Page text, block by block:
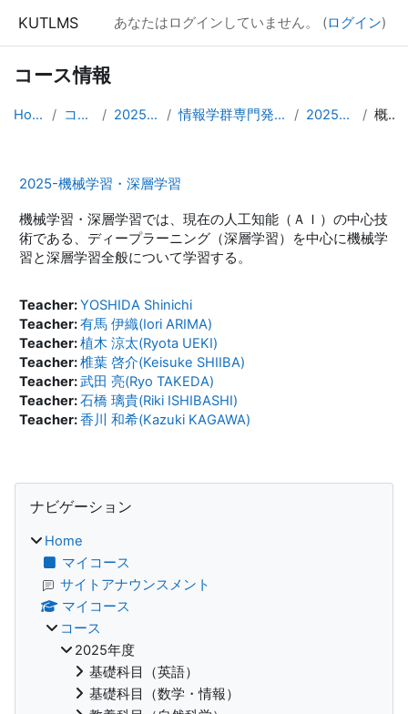
KUTLMS あなたはログインしていません。 (ログイン)
コース情報
Home コース 2025年度 情報学群専門発展科目 2025-mldl 概要
2025-機械学習・深層学習
機械学習・深層学習では、現在の人工知能（ＡＩ）の中心技
術である、ディープラーニング（深層学習）を中心に機械学
習と深層学習全般について学習する。
Teacher:YOSHIDA Shinichi
Teacher:有馬 伊織(Iori ARIMA)
Teacher:植木 涼太(Ryota UEKI)
Teacher:椎葉 啓介(Keisuke SHIIBA)
Teacher:武田 亮(Ryo TAKEDA)
Teacher:石橋 璃貴(Riki ISHIBASHI)
Teacher:香川 和希(Kazuki KAGAWA)
ブロック
ナビゲーション
Home
マイコース
サイトアナウンスメント
マイコース
コース
2025年度
基礎科目（英語）
基礎科目（数学・情報）